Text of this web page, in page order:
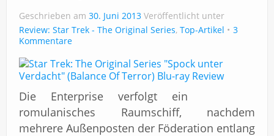
Geschrieben am 30. Juni 2013 Veröffentlicht unter
Review: Star Trek - The Original Series, Top-Artikel
3
Kommentare
Die Enterprise verfolgt ein
romulanisches Raumschiff, nachdem
mehrere Außenposten der Föderation entlang